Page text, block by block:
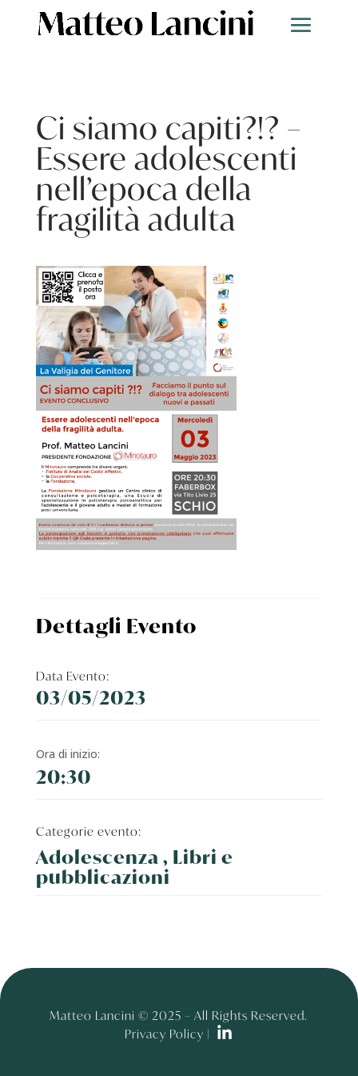
Ci siamo capiti?!? –
Essere adolescenti
nell’epoca della
fragilità adulta
Dettagli Evento
Data Evento:
03/05/2023
Ora di inizio:
20:30
Categorie evento:
Adolescenza , Libri e
pubblicazioni
Matteo Lancini © 2025 – All Rights Reserved.
Privacy Policy |